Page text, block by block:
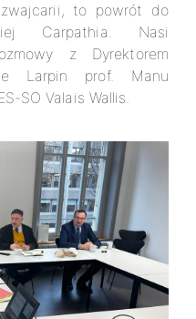
to powrót do
Carpathia. Nasi
z Dyrektorem
Larpin prof. Manu
SO Valais Wallis.